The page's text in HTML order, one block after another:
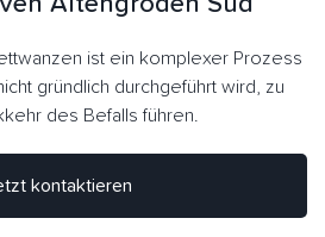
ist ein komplexer Prozess
gründlich durchgeführt wird, zu
des Befalls führen.
Jetzt kontaktieren